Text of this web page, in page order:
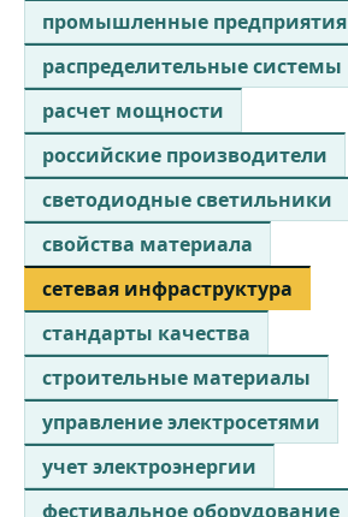
промышленные предприятия
распределительные системы
расчет мощности
российские производители
светодиодные светильники
свойства материала
сетевая инфраструктура
стандарты качества
строительные материалы
управление электросетями
учет электроэнергии
фестивальное оборудование